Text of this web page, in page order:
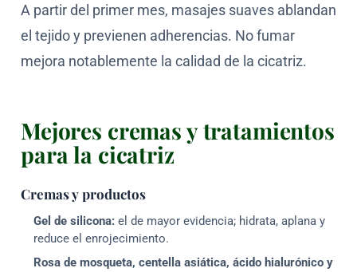
A partir del primer mes, masajes suaves ablandan
el tejido y previenen adherencias. No fumar
mejora notablemente la calidad de la cicatriz.
Mejores cremas y tratamientos
para la cicatriz
Cremas y productos
Gel de silicona: el de mayor evidencia; hidrata, aplana y
reduce el enrojecimiento.
Rosa de mosqueta, centella asiática, ácido hialurónico y